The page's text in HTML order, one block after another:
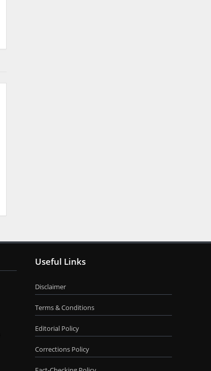
Useful Links
Disclaimer
Terms & Conditions
Editorial Policy
Corrections Policy